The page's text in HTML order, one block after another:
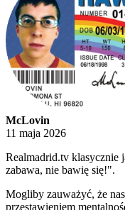
McLovin
11 maja 2026
Realmadrid.tv klasycznie
zabawa, nie bawię się!".
Mogliby zauważyć, że
przestawieniem